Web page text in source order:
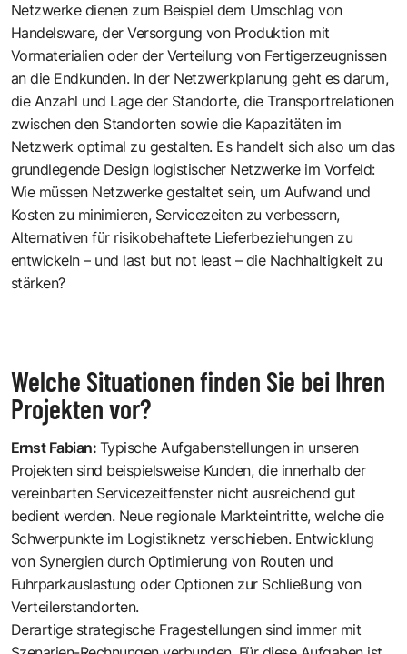
Netzwerke dienen zum Beispiel dem Umschlag von
Handelsware, der Versorgung von Produktion mit
Vormaterialien oder der Verteilung von Fertigerzeugnissen
an die Endkunden. In der Netzwerkplanung geht es darum,
die Anzahl und Lage der Standorte, die Transportrelationen
zwischen den Standorten sowie die Kapazitäten im
Netzwerk optimal zu gestalten. Es handelt sich also um das
grundlegende Design logistischer Netzwerke im Vorfeld:
Wie müssen Netzwerke gestaltet sein, um Aufwand und
Kosten zu minimieren, Servicezeiten zu verbessern,
Alternativen für risikobehaftete Lieferbeziehungen zu
entwickeln – und last but not least – die Nachhaltigkeit zu
stärken?
Welche Situationen finden Sie bei Ihren
Projekten vor?
Ernst Fabian: Typische Aufgabenstellungen in unseren
Projekten sind beispielsweise Kunden, die innerhalb der
vereinbarten Servicezeitfenster nicht ausreichend gut
bedient werden. Neue regionale Markteintritte, welche die
Schwerpunkte im Logistiknetz verschieben. Entwicklung
von Synergien durch Optimierung von Routen und
Fuhrparkauslastung oder Optionen zur Schließung von
Verteilerstandorten.
Derartige strategische Fragestellungen sind immer mit